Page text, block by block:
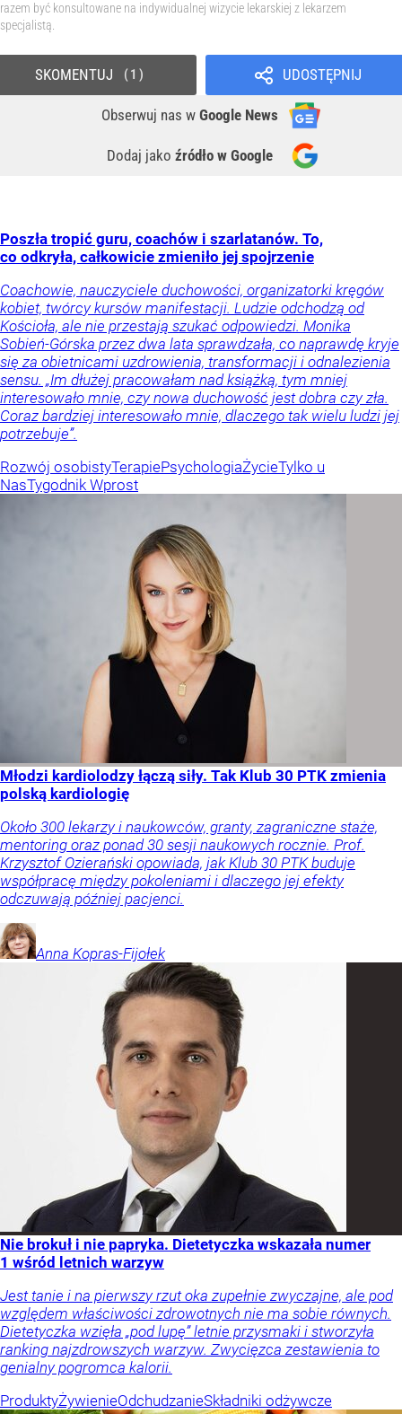
razem być konsultowane na indywidualnej wizycie lekarskiej z lekarzem
specjalistą.
UDOSTĘPNIJ
Obserwuj nas w Google News
Dodaj jako źródło w Google
SKOMENTUJ 1
Poszła tropić guru, coachów i szarlatanów. To,
co odkryła, całkowicie zmieniło jej spojrzenie
Coachowie, nauczyciele duchowości, organizatorki kręgów
kobiet, twórcy kursów manifestacji. Ludzie odchodzą od
Kościoła, ale nie przestają szukać odpowiedzi. Monika
Sobień-Górska przez dwa lata sprawdzała, co naprawdę kryje
się za obietnicami uzdrowienia, transformacji i odnalezienia
sensu. „Im dłużej pracowałam nad książką, tym mniej
interesowało mnie, czy nowa duchowość jest dobra czy zła.
Coraz bardziej interesowało mnie, dlaczego tak wielu ludzi jej
potrzebuje”.
Rozwój osobistyTerapiePsychologiaŻycieTylko u
NasTygodnik Wprost
Młodzi kardiolodzy łączą siły. Tak Klub 30 PTK zmienia
polską kardiologię
Około 300 lekarzy i naukowców, granty, zagraniczne staże,
mentoring oraz ponad 30 sesji naukowych rocznie. Prof.
Krzysztof Ozierański opowiada, jak Klub 30 PTK buduje
współpracę między pokoleniami i dlaczego jej efekty
odczuwają później pacjenci.
Anna Kopras-Fijołek
Nie brokuł i nie papryka. Dietetyczka wskazała numer
1 wśród letnich warzyw
Jest tanie i na pierwszy rzut oka zupełnie zwyczajne, ale pod
względem właściwości zdrowotnych nie ma sobie równych.
Dietetyczka wzięła „pod lupę” letnie przysmaki i stworzyła
ranking najzdrowszych warzyw. Zwycięzca zestawienia to
genialny pogromca kalorii.
ProduktyŻywienieOdchudzanieSkładniki odżywcze